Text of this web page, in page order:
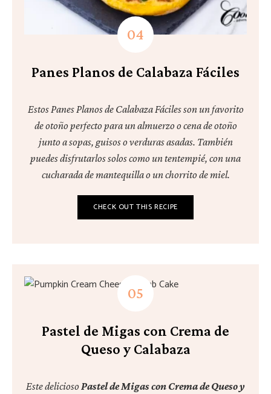
Panes Planos de Calabaza Fáciles
Estos Panes Planos de Calabaza Fáciles son un favorito
de otoño perfecto para un almuerzo o cena de otoño
junto a sopas, guisos o verduras asadas. También
puedes disfrutarlos solos como un tentempié, con una
cucharada de mantequilla o un chorrito de miel.
CHECK OUT THIS RECIPE
Pastel de Migas con Crema de
Queso y Calabaza
Este delicioso Pastel de Migas con Crema de Queso y